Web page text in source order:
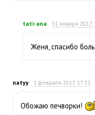
tati-ana 31 января 2017,
Женя, спасибо
natyy 1 февраля 2017, 17:31
Обожаю печворки!